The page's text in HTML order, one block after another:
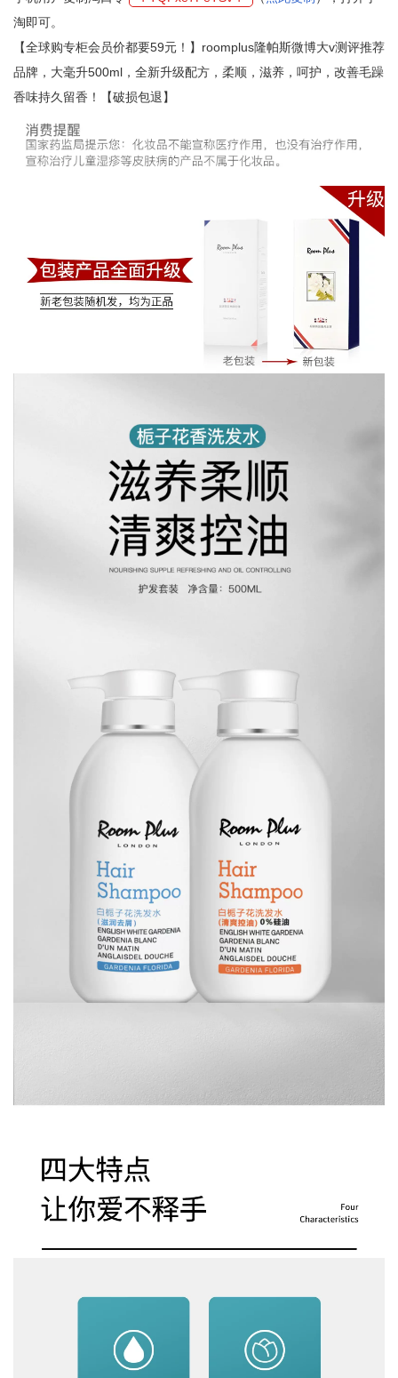
淘即可。
【全球购专柜会员价都要59元！】roomplus隆帕斯微博大v测评推荐
品牌，大毫升500ml，全新升级配方，柔顺，滋养，呵护，改善毛躁
香味持久留香！【破损包退】